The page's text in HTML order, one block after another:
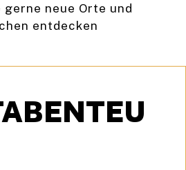
neue Orte und
entdecken